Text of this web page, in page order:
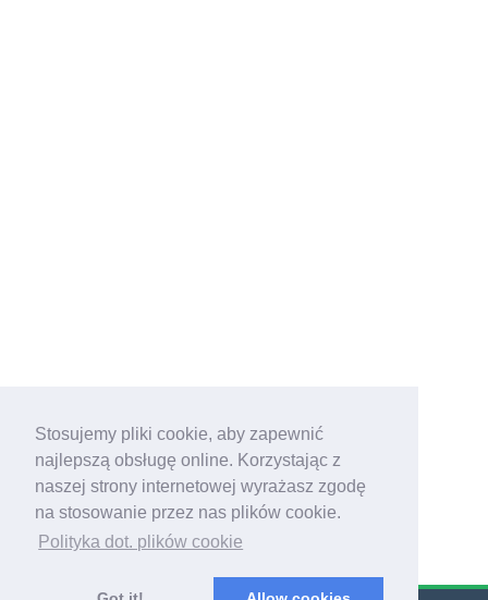
Stosujemy pliki cookie, aby zapewnić
najlepszą obsługę online. Korzystając z
naszej strony internetowej wyrażasz zgodę
na stosowanie przez nas plików cookie.
Polityka dot. plików cookie